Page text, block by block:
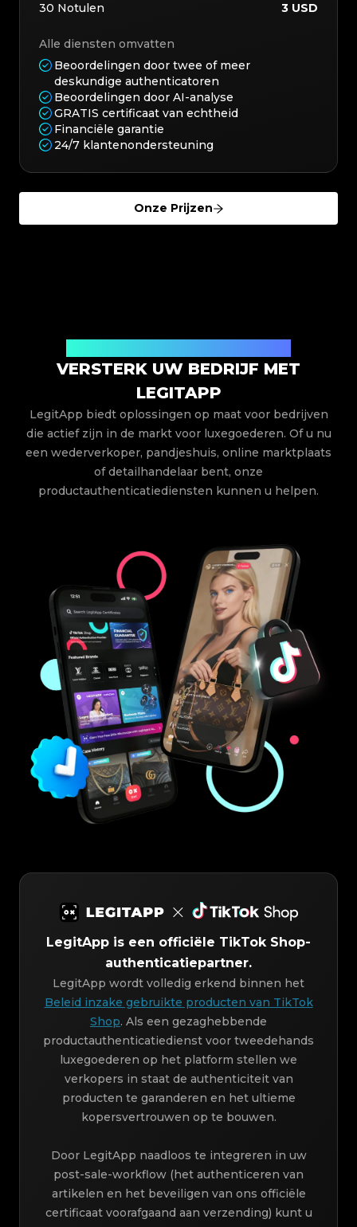
30 Notulen 3 USD
Alle diensten omvatten
Beoordelingen door twee of meer
deskundige authenticatoren
Beoordelingen door AI-analyse
GRATIS certificaat van echtheid
Financiële garantie
24/7 klantenondersteuning
Onze Prijzen
VERSTERK UW BEDRIJF MET
LEGITAPP
LegitApp biedt oplossingen op maat voor bedrijven
die actief zijn in de markt voor luxegoederen. Of u nu
een wederverkoper, pandjeshuis, online marktplaats
of detailhandelaar bent, onze
productauthenticatiediensten kunnen u helpen.
LegitApp is een officiële TikTok Shop-
authenticatiepartner.
LegitApp wordt volledig erkend binnen het
Beleid inzake gebruikte producten van TikTok
Shop. Als een gezaghebbende
productauthenticatiedienst voor tweedehands
luxegoederen op het platform stellen we
verkopers in staat de authenticiteit van
producten te garanderen en het ultieme
kopersvertrouwen op te bouwen.
Door LegitApp naadloos te integreren in uw
post-sale-workflow (het authenticeren van
artikelen en het beveiligen van ons officiële
certificaat voorafgaand aan verzending) kunt u